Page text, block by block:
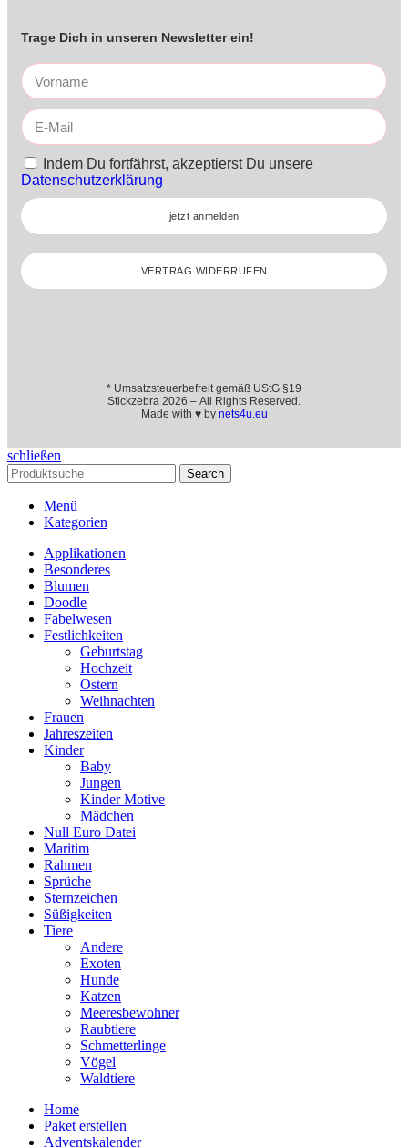
Trage Dich in unseren Newsletter ein!
Indem Du fortfährst, akzeptierst Du unsere
Datenschutzerklärung
jetzt anmelden
VERTRAG WIDERRUFEN
* Umsatzsteuerbefreit gemäß UStG §19
Stickzebra 2026 – All Rights Reserved.
Made with ♥ by nets4u.eu
schließen
Search
Menü
Kategorien
Applikationen
Besonderes
Blumen
Doodle
Fabelwesen
Festlichkeiten
Geburtstag
Hochzeit
Ostern
Weihnachten
Frauen
Jahreszeiten
Kinder
Baby
Jungen
Kinder Motive
Mädchen
Null Euro Datei
Maritim
Rahmen
Sprüche
Sternzeichen
Süßigkeiten
Tiere
Andere
Exoten
Hunde
Katzen
Meeresbewohner
Raubtiere
Schmetterlinge
Vögel
Waldtiere
Home
Paket erstellen
Adventskalender